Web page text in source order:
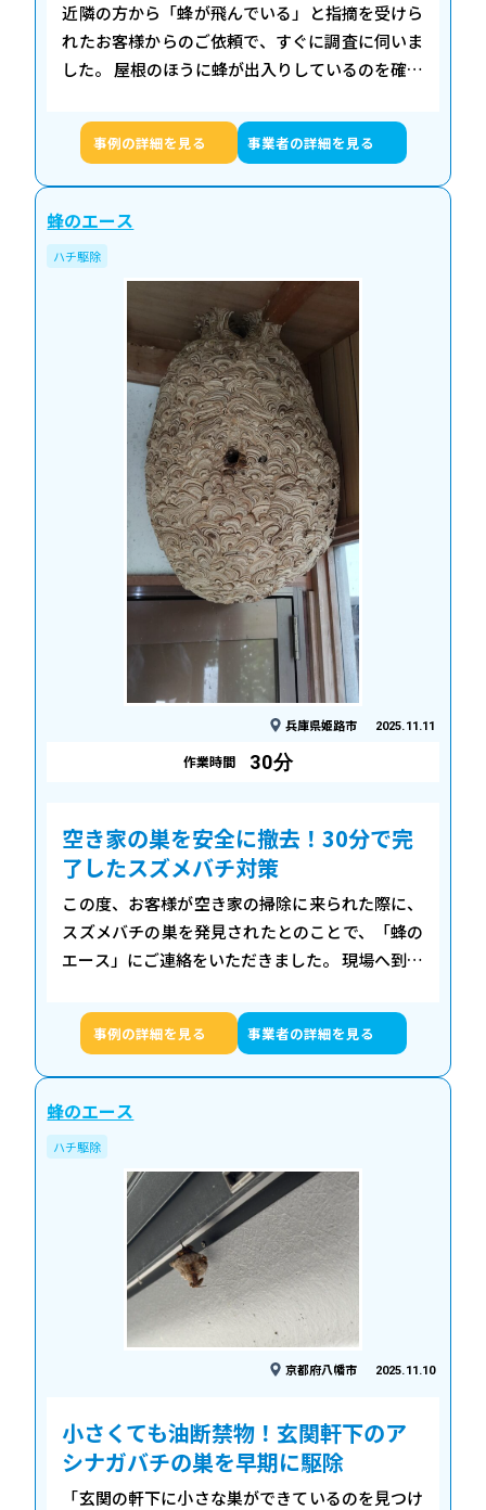
近隣の方から「蜂が飛んでいる」と指摘を受けら
れたお客様からのご依頼で、すぐに調査に伺いま
した。 屋根のほうに蜂が出入りしているのを確認
と、そこには黄色スズメバチの巣を発見！すで
に…事例の詳細を見る 事業者の詳細を見る
蜂のエース
ハチ駆除
兵庫県姫路市 2025.11.11
作業時間 30分
空き家の巣を安全に撤去！30分で完
了したスズメバチ対策
この度、お客様が空き家の掃除に来られた際に、
スズメバチの巣を発見されたとのことで、「蜂の
エース」にご連絡をいただきました。 現場へ到着
たしました。今回は幸いにもハチ本体はおらず…
事例の詳細を見る 事業者の詳細を見る
蜂のエース
ハチ駆除
京都府八幡市 2025.11.10
小さくても油断禁物！玄関軒下のア
シナガバチの巣を早期に駆除
「玄関の軒下に小さな巣ができているのを見つけ